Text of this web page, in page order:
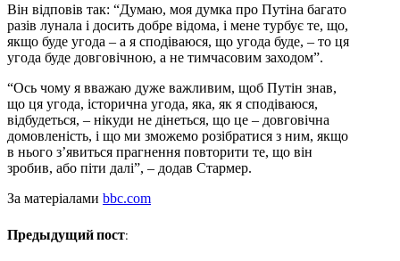
Він відповів так: “Думаю, моя думка про Путіна багато
разів лунала і досить добре відома, і мене турбує те, що,
якщо буде угода – а я сподіваюся, що угода буде, – то ця
угода буде довговічною, а не тимчасовим заходом”.
“Ось чому я вважаю дуже важливим, щоб Путін знав,
що ця угода, історична угода, яка, як я сподіваюся,
відбудеться, – нікуди не дінеться, що це – довговічна
домовленість, і що ми зможемо розібратися з ним, якщо
в нього з’явиться прагнення повторити те, що він
зробив, або піти далі”, – додав Стармер.
За матеріалами bbc.com
Предыдущий пост: